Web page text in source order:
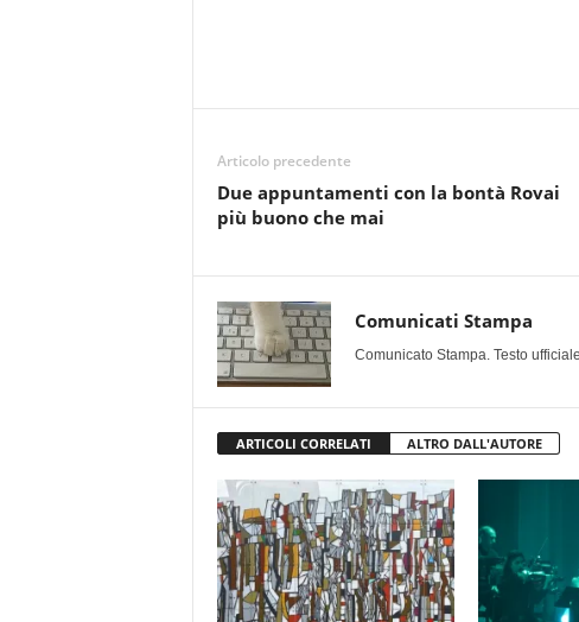
Articolo precedente
Due appuntamenti con la bontà Rovai
più buono che mai
Comunicati Stampa
Comunicato Stampa. Testo
ARTICOLI CORRELATI ALTRO DALL'AUTORE